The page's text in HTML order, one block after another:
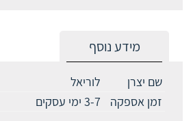
מידע נוסף
שם יצרן
לוריאל
זמן אספקה
3-7 ימי עסקים